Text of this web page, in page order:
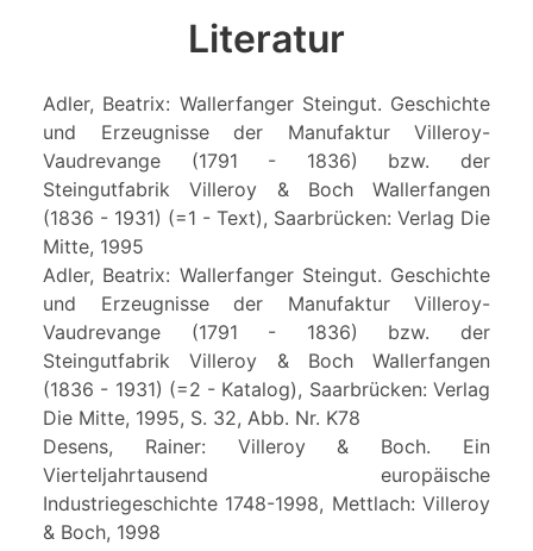
Literatur
Adler, Beatrix: Wallerfanger Steingut. Geschichte
und Erzeugnisse der Manufaktur Villeroy-
Vaudrevange (1791 - 1836) bzw. der
Steingutfabrik Villeroy & Boch Wallerfangen
(1836 - 1931) (=1 - Text), Saarbrücken: Verlag Die
Mitte, 1995
Adler, Beatrix: Wallerfanger Steingut. Geschichte
und Erzeugnisse der Manufaktur Villeroy-
Vaudrevange (1791 - 1836) bzw. der
Steingutfabrik Villeroy & Boch Wallerfangen
(1836 - 1931) (=2 - Katalog), Saarbrücken: Verlag
Die Mitte, 1995, S. 32, Abb. Nr. K78
Desens, Rainer: Villeroy & Boch. Ein
Vierteljahrtausend europäische
Industriegeschichte 1748-1998, Mettlach: Villeroy
& Boch, 1998